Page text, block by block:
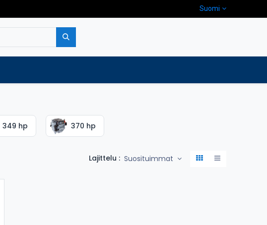
Suomi
349 hp 370 hp
Lajittelu : Suosituimmat